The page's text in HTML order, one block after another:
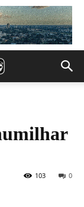
0
103